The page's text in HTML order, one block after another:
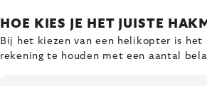
HOE KIES JE HET JUISTE
Bij het kiezen van een helikopter is het
rekening te houden met een aantal